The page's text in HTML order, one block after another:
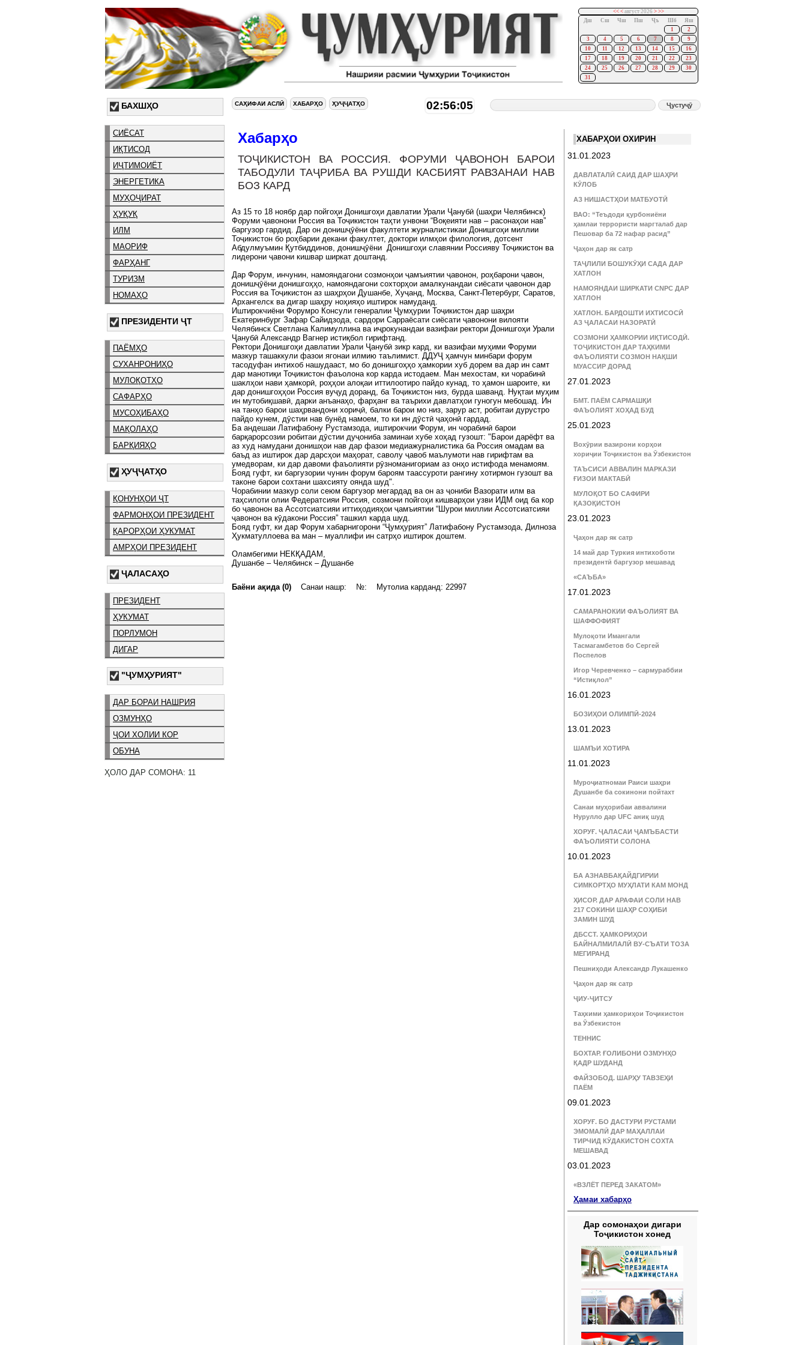
<< <август 2026 > >>
Дш
Сш Чш Пш Ҷъ Шб
Яш
1
2
3
4 5 6 7 8
9
10
11 12 13 14 15
16
17
18 19 20 21 22
23
24
25 26 27 28 29
30
31
БАХШҲО
СИЁСАТ
ИҚТИСОД
ИҶТИМОИЁТ
ЭНЕРГЕТИКА
МУҲОҶИРАТ
ҲУҚУҚ
ИЛМ
МАОРИФ
ФАРҲАНГ
ТУРИЗМ
НОМАҲО
ПРЕЗИДЕНТИ ҶТ
ПАЁМҲО
СУХАНРОНИҲО
МУЛОҚОТҲО
САФАРҲО
МУСОҲИБАҲО
МАҚОЛАҲО
БАРҚИЯҲО
ҲУҶҶАТҲО
ҚОНУНҲОИ ҶТ
ФАРМОНҲОИ ПРЕЗИДЕНТ
ҚАРОРҲОИ ҲУКУМАТ
АМРҲОИ ПРЕЗИДЕНТ
ҶАЛАСАҲО
ПРЕЗИДЕНТ
ҲУКУМАТ
ПОРЛУМОН
ДИГАР
"ҶУМҲУРИЯТ"
ДАР БОРАИ НАШРИЯ
ОЗМУНҲО
ҶОИ ХОЛИИ КОР
ОБУНА
ҲОЛО ДАР СОМОНА: 11
САҲИФАИ АСЛӢ ХАБАРҲО ҲУҶҶАТҲО 02:56:05
Хабарҳо
ТОҶИКИСТОН ВА РОССИЯ. ФОРУМИ ҶАВОНОН БАРОИ
ТАБОДУЛИ ТАҶРИБА ВА РУШДИ КАСБИЯТ РАВЗАНАИ НАВ
БОЗ КАРД
Аз 15 то 18 ноябр дар пойгоҳи Донишгоҳи давлатии Урали Ҷанубӣ (шаҳри Челябинск)
Форуми ҷавонони Россия ва Тоҷикистон таҳти унвони “Воқеияти нав – расонаҳои нав”
баргузор гардид. Дар он донишҷӯёни факултети журналистикаи Донишгоҳи миллии
Тоҷикистон бо роҳбарии декани факултет, доктори илмҳои филология, дотсент
Абдулмуъмин Қутбиддинов, донишҷӯёни Донишгоҳи славянии Россияву Тоҷикистон ва
лидерони ҷавони кишвар ширкат доштанд.
Дар Форум, инчунин, намояндагони созмонҳои ҷамъиятии ҷавонон, роҳбарони ҷавон,
донишҷӯёни донишгоҳҳо, намояндагони сохторҳои амалкунандаи сиёсати ҷавонон дар
Россия ва Тоҷикистон аз шаҳрҳои Душанбе, Хуҷанд, Москва, Санкт-Петербург, Саратов,
Архангелск ва дигар шаҳру ноҳияҳо иштирок намуданд.
Иштирокчиёни Форумро Консули генералии Ҷумҳурии Тоҷикистон дар шаҳри
Екатеринбург Зафар Сайидзода, сардори Сарраёсати сиёсати ҷавонони вилояти
Челябинск Светлана Калимуллина ва иҷрокунандаи вазифаи ректори Донишгоҳи Урали
Ҷанубӣ Александр Вагнер истиқбол гирифтанд.
Ректори Донишгоҳи давлатии Урали Ҷанубӣ зикр кард, ки вазифаи муҳими Форуми
мазкур ташаккули фазои ягонаи илмию таълимист. ДДУҶ ҳамчун минбари форум
тасодуфан интихоб нашудааст, мо бо донишгоҳҳо ҳамкории хуб дорем ва дар ин самт
дар манотиқи Тоҷикистон фаъолона кор карда истодаем. Ман мехостам, ки чорабинӣ
шаклҳои нави ҳамкорӣ, роҳҳои алоқаи иттилоотиро пайдо кунад, то ҳамон шароите, ки
дар донишгоҳҳои Россия вуҷуд доранд, ба Тоҷикистон низ, бурда шаванд. Нуқтаи муҳим
ин мутобиқшавӣ, дарки анъанаҳо, фарҳанг ва таърихи давлатҳои гуногун мебошад. Ин
на танҳо барои шаҳрвандони хориҷӣ, балки барои мо низ, зарур аст, робитаи дурустро
пайдо кунем, дӯстии нав бунёд намоем, то ки ин дӯстӣ ҷаҳонӣ гардад.
Ба андешаи Латифабону Рустамзода, иштирокчии Форум, ин чорабинӣ барои
барқарорсозии робитаи дӯстии дуҷониба заминаи хубе хоҳад гузошт: "Барои дарёфт ва
аз худ намудани донишҳои нав дар фазои медиажурналистика ба Россия омадам ва
баъд аз иштирок дар дарсҳои маҳорат, саволу ҷавоб маълумоти нав гирифтам ва
умедворам, ки дар давоми фаъолияти рӯзноманигориам аз онҳо истифода менамоям.
Бояд гуфт, ки баргузории чунин форум бароям таассуроти рангину хотирмон гузошт ва
таконе барои сохтани шахсияту оянда шуд".
Чорабинии мазкур соли сеюм баргузор мегардад ва он аз ҷониби Вазорати илм ва
таҳсилоти олии Федератсияи Россия, созмони пойгоҳи кишварҳои узви ИДМ оид ба кор
бо ҷавонон ва Ассотсиатсияи иттиҳодияҳои ҷамъиятии “Шурои миллии Ассотсиатсияи
ҷавонон ва кӯдакони Россия” ташкил карда шуд.
Бояд гуфт, ки дар Форум хабарнигорони “Ҷумҳурият” Латифабону Рустамзода, Дилноза
Ҳукматуллоева ва ман – муаллифи ин сатрҳо иштирок доштем.
Оламбегими НЕКҚАДАМ,
Душанбе – Челябинск – Душанбе
Баёни ақида (0) Санаи нашр: №: Мутолиа карданд: 22997
ХАБАРҲОИ ОХИРИН
31.01.2023
ДАВЛАТАЛӢ САИД ДАР ШАҲРИ
КӮЛОБ
АЗ НИШАСТҲОИ МАТБУОТӢ
ВАО: “Теъдоди қурбониёни
ҳамлаи террористи маргталаб дар
Пешовар ба 72 нафар расид”
Ҷаҳон дар як сатр
ТАҶЛИЛИ БОШУКӮҲИ САДА ДАР
ХАТЛОН
НАМОЯНДАИ ШИРКАТИ CNPC ДАР
ХАТЛОН
ХАТЛОН. БАРДОШТИ ИХТИСОСӢ
АЗ ҶАЛАСАИ НАЗОРАТӢ
СОЗМОНИ ҲАМКОРИИ ИҚТИСОДӢ.
ТОҶИКИСТОН ДАР ТАҲКИМИ
ФАЪОЛИЯТИ СОЗМОН НАҚШИ
МУАССИР ДОРАД
27.01.2023
БМТ. ПАЁМ САРМАШҚИ
ФАЪОЛИЯТ ХОҲАД БУД
25.01.2023
Вохӯрии вазирони корҳои
хориҷии Тоҷикистон ва Ӯзбекистон
ТАЪСИСИ АВВАЛИН МАРКАЗИ
ҒИЗОИ МАКТАБӢ
МУЛОҚОТ БО САФИРИ
ҚАЗОҚИСТОН
23.01.2023
Ҷаҳон дар як сатр
14 май дар Туркия интихоботи
президентӣ баргузор мешавад
«САЪБА»
17.01.2023
САМАРАНОКИИ ФАЪОЛИЯТ ВА
ШАФФОФИЯТ
Мулоқоти Имангали
Тасмагамбетов бо Сергей
Поспелов
Игор Черевченко – сармураббии
“Истиқлол”
16.01.2023
БОЗИҲОИ ОЛИМПӢ-2024
13.01.2023
ШАМЪИ ХОТИРА
11.01.2023
Муроҷиатномаи Раиси шаҳри
Душанбе ба сокинони пойтахт
Санаи муҳорибаи аввалини
Нурулло дар UFC аниқ шуд
ХОРУҒ. ҶАЛАСАИ ҶАМЪБАСТИ
ФАЪОЛИЯТИ СОЛОНА
10.01.2023
БА АЗНАВБАҚАЙДГИРИИ
СИМКОРТҲО МУҲЛАТИ КАМ МОНД
ҲИСОР. ДАР АРАФАИ СОЛИ НАВ
217 СОКИНИ ШАҲР СОҲИБИ
ЗАМИН ШУД
ДБССТ. ҲАМКОРИҲОИ
БАЙНАЛМИЛАЛӢ ВУ-СЪАТИ ТОЗА
МЕГИРАНД
Пешниҳоди Александр Лукашенко
Ҷаҳон дар як сатр
ҶИУ-ҶИТСУ
Таҳкими ҳамкориҳои Тоҷикистон
ва Ӯзбекистон
ТЕННИС
БОХТАР. ҒОЛИБОНИ ОЗМУНҲО
ҚАДР ШУДАНД
ФАЙЗОБОД. ШАРҲУ ТАВЗЕҲИ
ПАЁМ
09.01.2023
ХОРУҒ. БО ДАСТУРИ РУСТАМИ
ЭМОМАЛӢ ДАР МАҲАЛЛАИ
ТИРЧИД КӮДАКИСТОН СОХТА
МЕШАВАД
03.01.2023
«ВЗЛЁТ ПЕРЕД ЗАКАТОМ»
Ҳамаи хабарҳо
Дар сомонаҳои дигари
Тоҷикистон хонед